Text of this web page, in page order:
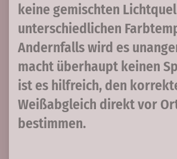
keine gemischten
unterschiedlichen
Andernfalls wird es
macht überhaupt keinen
ist es hilfreich, den
Weißabgleich direkt vor
bestimmen.